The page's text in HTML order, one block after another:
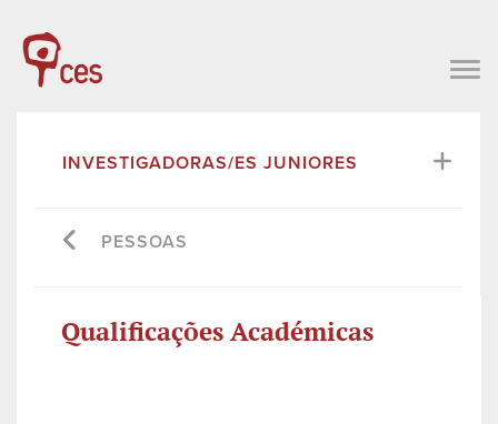
INVESTIGADORAS/ES JUNIORES
PESSOAS
Qualificações Académicas